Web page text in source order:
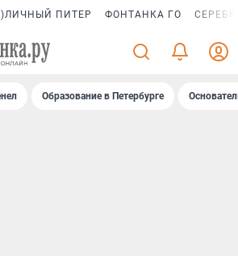
ПИТЕР ФОНТАНКА ГО
Образование в Петербурге